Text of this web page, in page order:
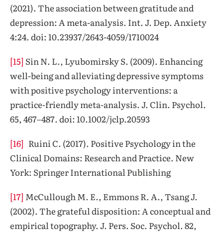
(2021). The association between gratitude and
depression: A meta-analysis. Int. J. Dep. Anxiety
4:24. doi: 10.23937/2643-4059/1710024
[15] Sin N. L., Lyubomirsky S. (2009). Enhancing
well-being and alleviating depressive symptoms
with positive psychology interventions: a
practice-friendly meta-analysis. J. Clin. Psychol.
65, 467–487. doi: 10.1002/jclp.20593
[16] Ruini C. (2017). Positive Psychology in the
Clinical Domains: Research and Practice. New
York: Springer International Publishing
[17] McCullough M. E., Emmons R. A., Tsang J.
(2002). The grateful disposition: A conceptual and
empirical topography. J. Pers. Soc. Psychol. 82,